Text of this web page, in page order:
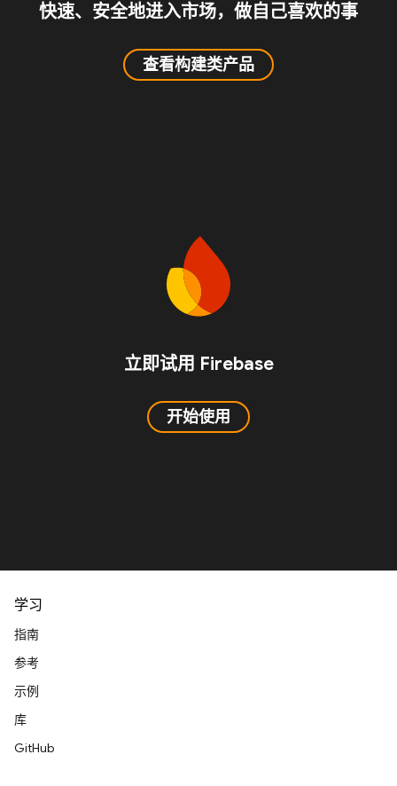
快速、安全地进入市场，做自己喜欢的事
查看构建类产品
立即试用 Firebase
开始使用
学习
指南
参考
示例
库
GitHub